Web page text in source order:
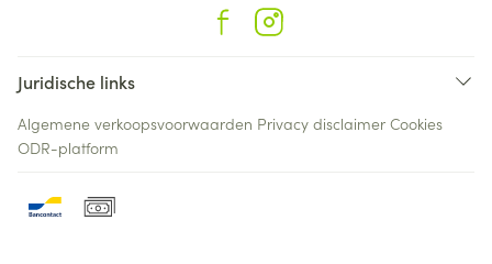
Juridische links
Algemene verkoopsvoorwaarden Privacy disclaimer Cookies
ODR-platform